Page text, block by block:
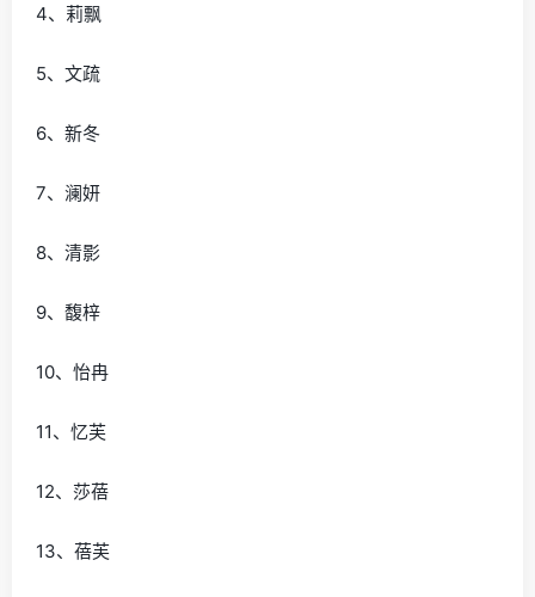
4、莉飘
5、文疏
6、新冬
7、澜妍
8、清影
9、馥梓
10、怡冉
11、忆芙
12、莎蓓
13、蓓芙